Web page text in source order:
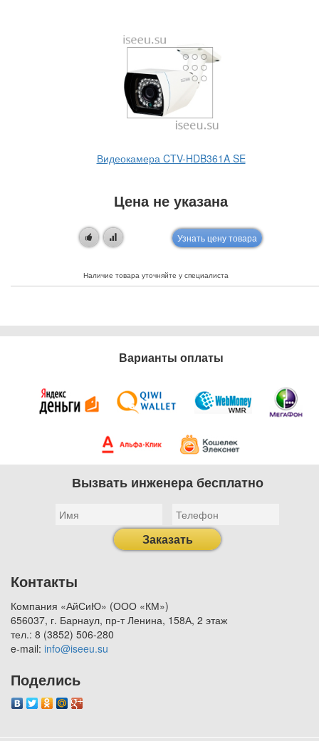
Видеокамера CTV-HDB361A SE
Цена не указана
Узнать цену товара
Наличие товара уточняйте у специалиста
Варианты оплаты
Вызвать инженера бесплатно
Заказать
Контакты
Компания «АйСиЮ» (ООО «КМ»)
656037, г. Барнаул, пр-т Ленина, 158А, 2 этаж
тел.: 8 (3852) 506-280
e-mail: info@iseeu.su
Поделись